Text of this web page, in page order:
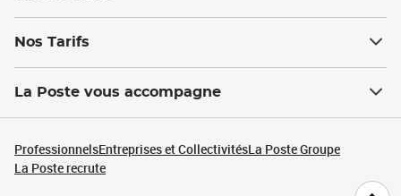
Nos Tarifs
La Poste vous accompagne
ProfessionnelsEntreprises et CollectivitésLa Poste Groupe
La Poste recrute